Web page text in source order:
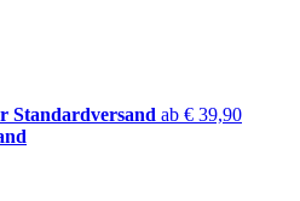
Standardversand ab € 39,90